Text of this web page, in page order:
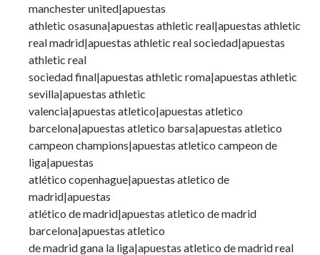
manchester united|apuestas
athletic osasuna|apuestas athletic real|apuestas athletic
real madrid|apuestas athletic real sociedad|apuestas
athletic real
sociedad final|apuestas athletic roma|apuestas athletic
sevilla|apuestas athletic
valencia|apuestas atletico|apuestas atletico
barcelona|apuestas atletico barsa|apuestas atletico
campeon champions|apuestas atletico campeon de
liga|apuestas
atlético copenhague|apuestas atletico de
madrid|apuestas
atlético de madrid|apuestas atletico de madrid
barcelona|apuestas atletico
de madrid gana la liga|apuestas atletico de madrid real